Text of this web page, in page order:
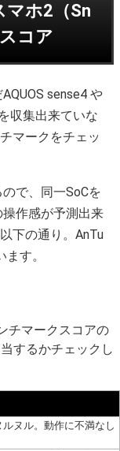
マホ2（Sn
コア
sense4 や
収集出来ていな
マークをチェッ
で、同一SoCを
作感が予測出来
下の通り。AnTu
す。
チマークスコアの
するかチェックし
ルヌル。動作に不満なし